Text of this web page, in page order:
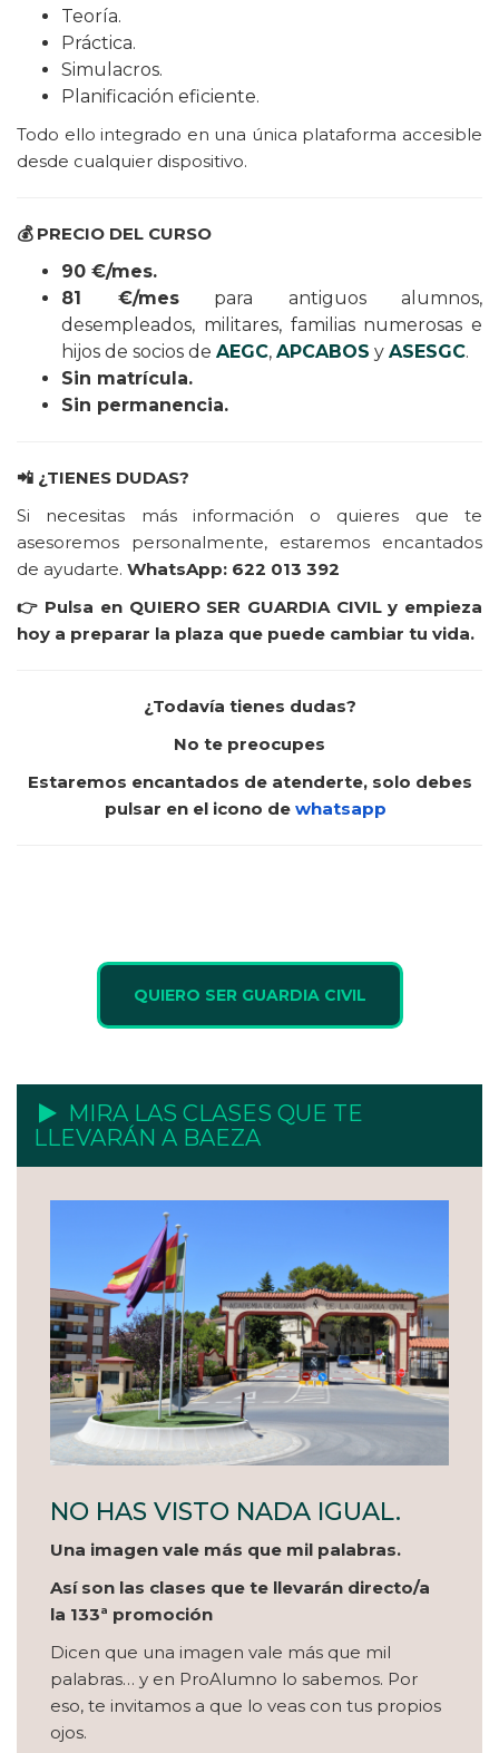
Teoría.
Práctica.
Simulacros.
Planificación eficiente.
Todo ello integrado en una única plataforma accesible
desde cualquier dispositivo.
💰PRECIO DEL CURSO
90 €/mes.
81 €/mespara antiguos alumnos,
desempleados, militares, familias numerosas e
hijos de socios de AEGC, APCABOS y ASESGC.
Sin matrícula.
Sin permanencia.
📲 ¿TIENES DUDAS?
Si necesitas más información o quieres que te
asesoremos personalmente, estaremos encantados
de ayudarte. WhatsApp: 622 013 392
👉 Pulsa en QUIERO SER GUARDIA CIVIL y empieza
hoy a preparar la plaza que puede cambiar tu vida.
¿Todavía tienes dudas?
No te preocupes
Estaremos encantados de atenderte, solo debes
pulsar en el icono de whatsapp
QUIERO SER GUARDIA CIVIL
MIRA LAS CLASES QUE TE
LLEVARÁN A BAEZA
NO HAS VISTO NADA IGUAL.
Una imagen vale más que mil palabras.
Así son las clases que te llevarán directo/a
la 133ª promoción
Dicen que una imagen vale más que mil
palabras… y en ProAlumno lo sabemos. Por
eso, te invitamos a que lo veas con tus propios
ojos.